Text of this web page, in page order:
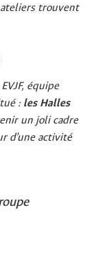
trouvent
équipe
: les Halles
un joli cadre
d’une activité